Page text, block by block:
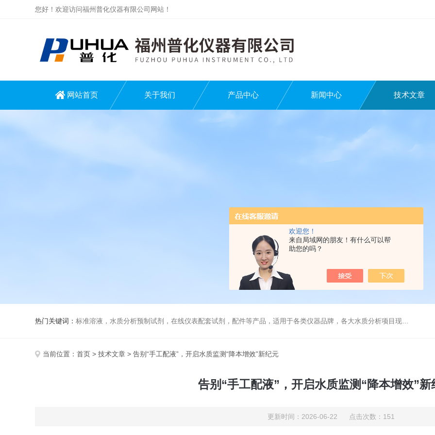
欢迎您！
来自局域网的朋友！有什么可以帮
助您的吗？
您好！欢迎访问福州普化仪器有限公司网站！
网站首页 关于我们 产品中心 新闻中心 技术文章
热门关键词： 标准溶液，水质分析预制试剂，在线仪表配套试剂，配件等产品，适用于各类仪器品牌，各大水质分析项目现场及实验室
当前位置： 首页 > 技术文章 > 告别“手工配液”，开启水质监测“降本增效”新纪元
告别“手工配液”，开启水质监测“降本增效”新
更新时间：2026-06-22 点击次数：151